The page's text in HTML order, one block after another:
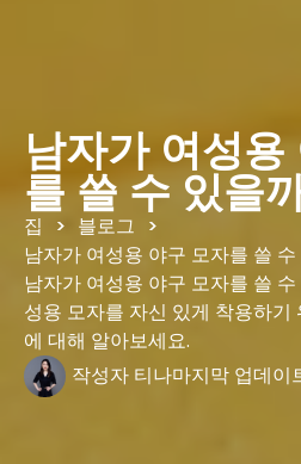
남자가 여성
를 쓸 수 있을
집 > 블로그 >
남자가 여성용 야구 모자를 쓸
남자가 여성용 야구 모자를 쓸
성용 모자를 자신 있게 착용하기
에 대해 알아보세요.
작성자 티나마지막 업데이